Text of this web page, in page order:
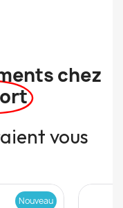
chez
vous
Nouveau